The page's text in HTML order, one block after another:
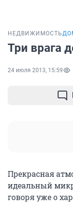
НЕДВИЖИМОСТЬ
Три врага
24 июля 2013, 15:59
Прекрасная
идеальный
говоря уже о